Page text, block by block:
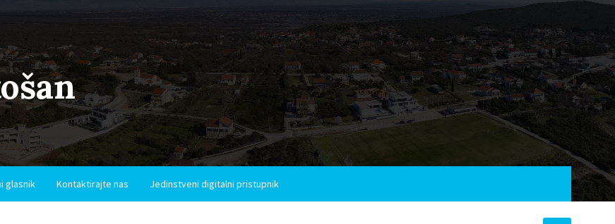
glasnik Kontaktirajte nas Jedinstveni digitalni pristupnik